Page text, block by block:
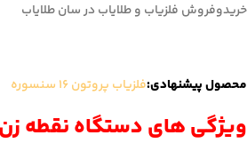
خریدوفروش فلزیاب و طلایاب در سان طلایاب
محصول پیشنهادی:فلزیاب پروتون 16 سنسوره
ویژگی های دستگاه نقطه